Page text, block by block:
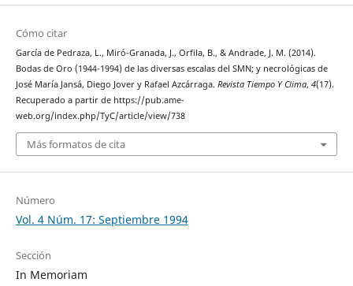
Cómo citar
García de Pedraza, L., Miró-Granada, J., Orfila, B., & Andrade, J. M. (2014).
Bodas de Oro (1944-1994) de las diversas escalas del SMN; y necrológicas de
José María Jansá, Diego Jover y Rafael Azcárraga. Revista Tiempo Y Clima, 4(17).
Recuperado a partir de https://pub.ame-
web.org/index.php/TyC/article/view/738
Más formatos de cita
Número
Vol. 4 Núm. 17: Septiembre 1994
Sección
In Memoriam